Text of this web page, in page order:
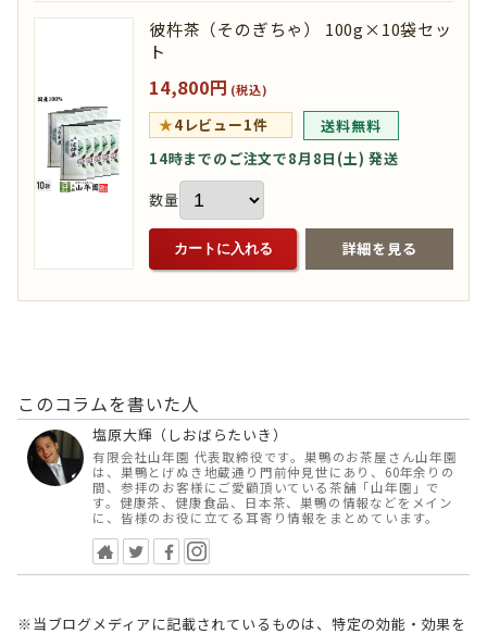
彼杵茶（そのぎちゃ） 100g×10袋セッ
ト
14,800円 (税込)
★4レビュー1件
送料無料
14時までのご注文で8月8日(土) 発送
数量
カートに入れる 詳細を見る
このコラムを書いた人
塩原大輝（しおばらたいき）
有限会社山年園 代表取締役です。巣鴨のお茶屋さん山年園
は、巣鴨とげぬき地蔵通り門前仲見世にあり、60年余りの
間、参拝のお客様にご愛顧頂いている茶舗「山年園」で
す。健康茶、健康食品、日本茶、巣鴨の情報などをメイン
に、皆様のお役に立てる耳寄り情報をまとめています。
※当ブログメディアに記載されているものは、特定の効能・効果を